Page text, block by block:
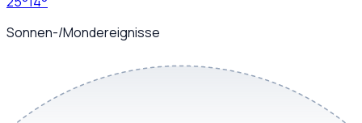
Sonnen-/Mondereignisse